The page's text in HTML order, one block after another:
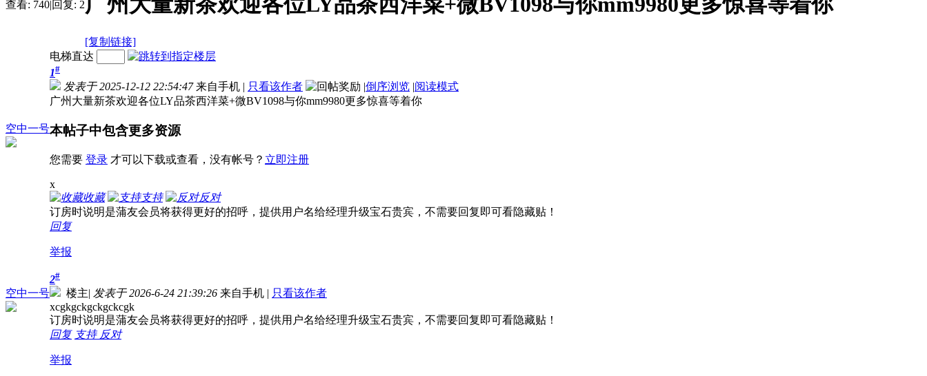
查看: 740|回复: 2
[复制链接]
空中一号
电梯直达
1#
发表于 2025-12-12 22:54:47 来自手机 | 只看该作者 |倒序浏览 |阅读模式
广州大量新茶欢迎各位LY品茶西洋菜+微BV1098与你mm9980更多惊喜等着你
本帖子中包含更多资源
您需要 登录 才可以下载或查看，没有帐号？ 立即注册
x
收藏
支持
反对
订房时说明是蒲友会员将获得更好的招呼，提供用户名给经理升级宝石贵宾，不需要回复即可看隐藏贴！
回复
举报
空中一号
2#
楼主| 发表于 2026-6-24 21:39:26 来自手机 | 只看该作者
xcgkgckgckgckcgk
订房时说明是蒲友会员将获得更好的招呼，提供用户名给经理升级宝石贵宾，不需要回复即可看隐藏贴！
回复 支持 反对
举报